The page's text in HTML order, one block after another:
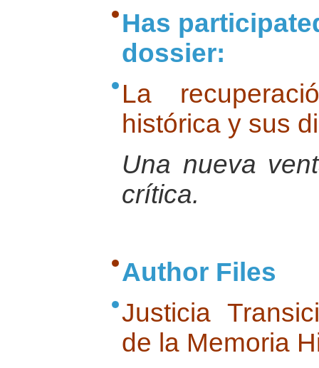
Has
dossier:
La
histórica y sus
Una nueva
crítica.
Author Files
Justicia
de la Memoria